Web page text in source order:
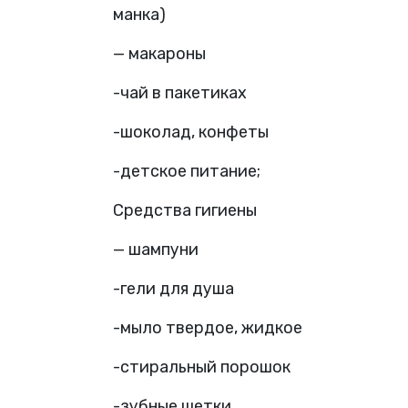
манка)
— макароны
-чай в пакетиках
-шоколад, конфеты
-детское питание;
Средства гигиены
— шампуни
-гели для душа
-мыло твердое, жидкое
-стиральный порошок